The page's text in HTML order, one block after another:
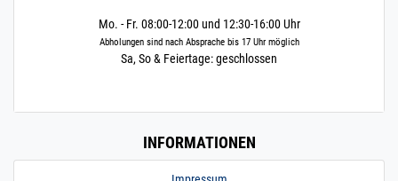
Mo. - Fr. 08:00-12:00 und 12:30-16:00 Uhr
Abholungen sind nach Absprache bis 17 Uhr möglich
Sa, So & Feiertage: geschlossen
INFORMATIONEN